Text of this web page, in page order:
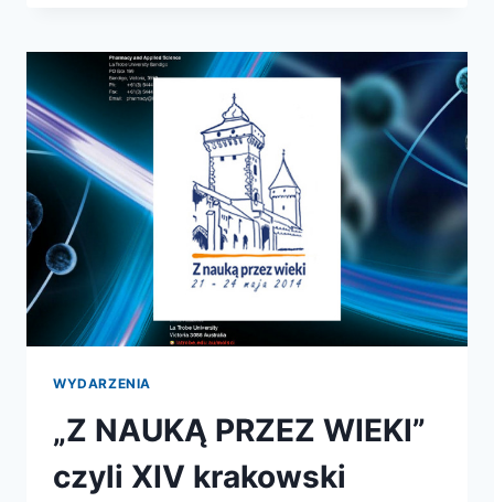
KSIĄŻKI?
WYDARZENIA
„Z NAUKĄ PRZEZ WIEKI”
czyli XIV krakowski